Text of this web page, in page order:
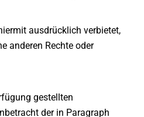
ausdrücklich verbietet,
anderen Rechte oder
gestellten
der in Paragraph